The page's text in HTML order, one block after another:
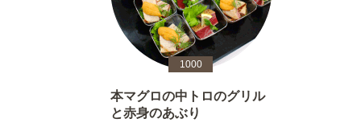
1000
本マグロの中トロのグリル
と赤身のあぶり